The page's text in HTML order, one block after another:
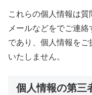
これらの個人情報は
メールなどをでご連
であり、個人情報をご
いたしません。
個人情報の第三